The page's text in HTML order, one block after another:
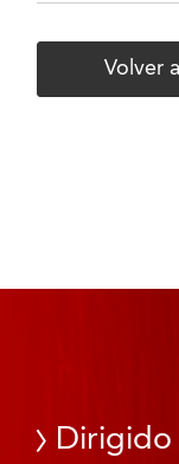
Volver
Dirigido